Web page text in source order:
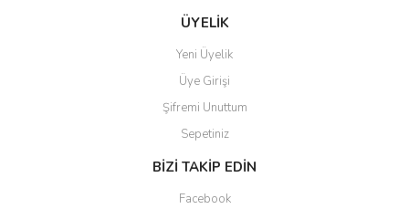
ÜYELİK
Yeni Üyelik
Üye Girişi
Şifremi Unuttum
Sepetiniz
BİZİ TAKİP EDİN
Facebook